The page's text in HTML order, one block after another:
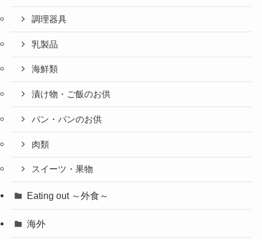
調理器具
乳製品
海鮮類
漬け物・ご飯のお供
パン・パンのお供
肉類
スイーツ・果物
Eating out ～外食～
海外